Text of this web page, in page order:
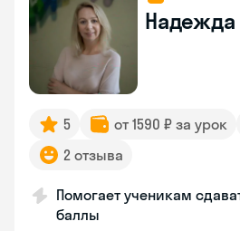
Надежда
5 от 1590 ₽ за урок
2 отзыва
Помогает ученикам
баллы